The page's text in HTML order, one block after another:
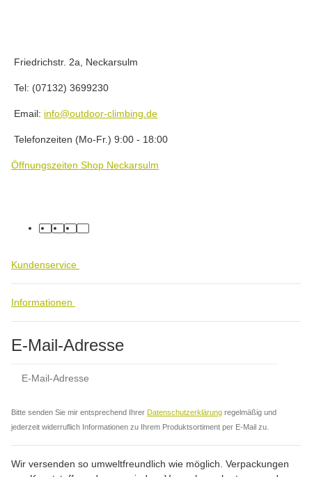
Friedrichstr. 2a, Neckarsulm
Tel: (07132) 3699230
Email: info@outdoor-climbing.de
Telefonzeiten (Mo-Fr.) 9:00 - 18:00
Öffnungszeiten Shop Neckarsulm
facebook
youtube
instagram
tiktok
Kundenservice
Informationen
E-Mail-Adresse
Bitte senden Sie mir entsprechend Ihrer Datenschutzerklärung regelmäßig und
jederzeit widerruflich Informationen zu Ihrem Produktsortiment per E-Mail zu.
Wir versenden so umweltfreundlich wie möglich. Verpackungen